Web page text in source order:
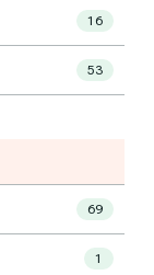
16
53
69
1